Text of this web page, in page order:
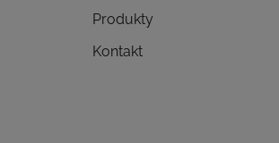
Produkty
Kontakt